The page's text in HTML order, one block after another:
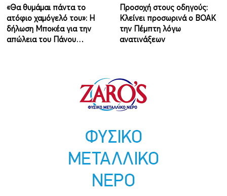
«Θα θυμάμαι πάντα το
ατόφιο χαμόγελό του»: Η
δήλωση Μποκέα για την
απώλεια του Πάνου…
Προσοχή στους οδηγούς:
Κλείνει προσωρινά ο ΒΟΑΚ
την Πέμπτη λόγω
ανατινάξεων